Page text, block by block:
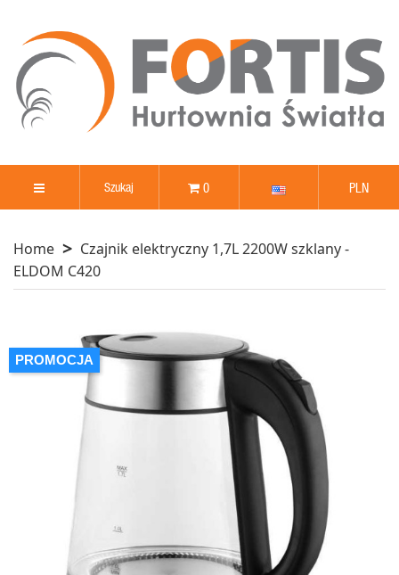
0 PLN
Home
Czajnik elektryczny 1,7L 2200W szklany -
ELDOM C420
PROMOCJA